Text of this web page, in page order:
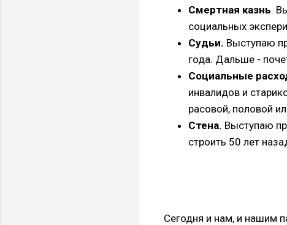
Смертная казнь.
социальных
Судьи. Выступаю
года. Дальше -
Социальные
инвалидов и
расовой, половой
Стена. Выступаю
строить 50 лет
Сегодня и нам, и нашим